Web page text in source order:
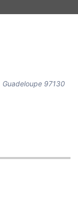
Guadeloupe 97130